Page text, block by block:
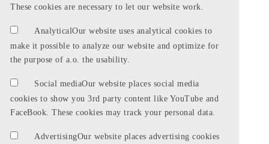
These cookies are necessary to let our website work.
AnalyticalOur website uses analytical cookies to
make it possible to analyze our website and optimize for
the purpose of a.o. the usability.
Social mediaOur website places social media
cookies to show you 3rd party content like YouTube and
FaceBook. These cookies may track your personal data.
AdvertisingOur website places advertising cookies